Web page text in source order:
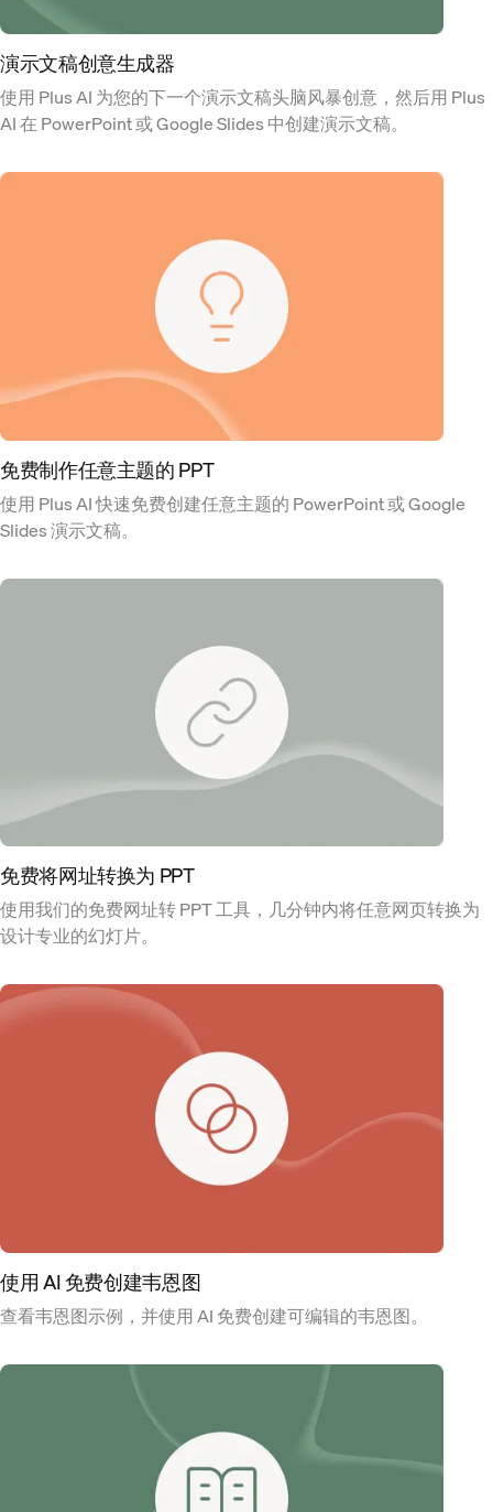
演示文稿创意生成器
使用 Plus AI 为您的下一个演示文稿头脑风暴创意，然后用 Plus
AI 在 PowerPoint 或 Google Slides 中创建演示文稿。
免费制作任意主题的 PPT
使用 Plus AI 快速免费创建任意主题的 PowerPoint 或 Google
Slides 演示文稿。
免费将网址转换为 PPT
使用我们的免费网址转 PPT 工具，几分钟内将任意网页转换为
设计专业的幻灯片。
使用 AI 免费创建韦恩图
查看韦恩图示例，并使用 AI 免费创建可编辑的韦恩图。